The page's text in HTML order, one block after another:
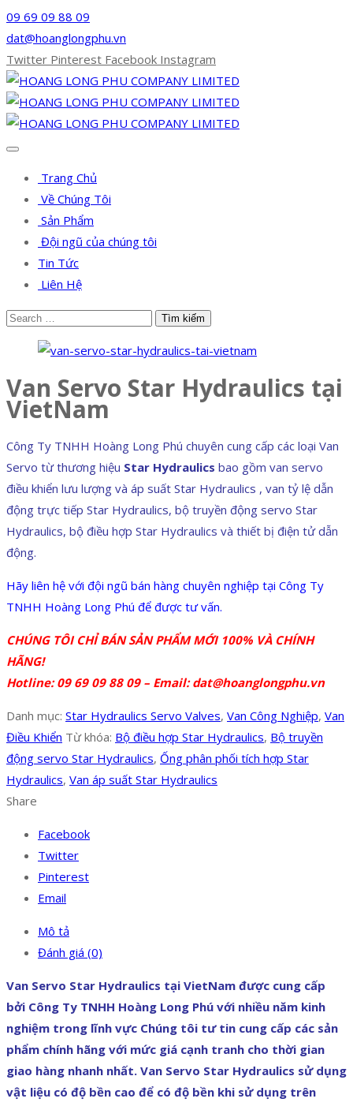
09 69 09 88 09
dat@hoanglongphu.vn
Twitter Pinterest Facebook Instagram
Trang Chủ
Về Chúng Tôi
Sản Phẩm
Đội ngũ của chúng tôi
Tin Tức
Liên Hệ
Van Servo Star Hydraulics tại
VietNam
Công Ty TNHH Hoàng Long Phú chuyên cung cấp các loại Van
Servo từ thương hiệu Star Hydraulics bao gồm van servo
điều khiển lưu lượng và áp suất Star Hydraulics , van tỷ lệ dẫn
động trực tiếp Star Hydraulics, bộ truyền động servo Star
Hydraulics, bộ điều hợp Star Hydraulics và thiết bị điện tử dẫn
động.
Hãy liên hệ với đội ngũ bán hàng chuyên nghiệp tại Công Ty
TNHH Hoàng Long Phú để được tư vấn.
CHÚNG TÔI CHỈ BÁN SẢN PHẨM MỚI 100% VÀ CHÍNH
HÃNG!
Hotline: 09 69 09 88 09 – Email: dat@hoanglongphu.vn
Danh mục: Star Hydraulics Servo Valves, Van Công Nghiệp, Van
Điều Khiển Từ khóa: Bộ điều hợp Star Hydraulics, Bộ truyền
động servo Star Hydraulics, Ống phân phối tích hợp Star
Hydraulics, Van áp suất Star Hydraulics
Share
Facebook
Twitter
Pinterest
Email
Mô tả
Đánh giá (0)
Van Servo Star Hydraulics tại VietNam được cung cấp
bởi Công Ty TNHH Hoàng Long Phú với nhiều năm kinh
nghiệm trong lĩnh vực Chúng tôi tư tin cung cấp các sản
phẩm chính hãng với mức giá cạnh tranh cho thời gian
giao hàng nhanh nhất. Van Servo Star Hydraulics sử dụng
vật liệu có độ bền cao để có độ bền khi sử dụng trên